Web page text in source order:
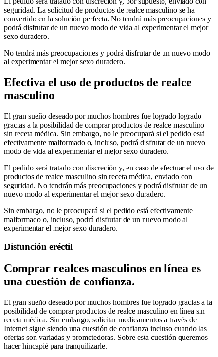
seguridad. La solicitud de productos de realce masculino se ha
convertido en la solución perfecta. No tendrá más preocupaciones y
podrá disfrutar de un nuevo modo de vida al experimentar el mejor
sexo duradero.
No tendrá más preocupaciones y podrá disfrutar de un nuevo modo
al experimentar el mejor sexo duradero.
Efectiva el uso de productos de realce
masculino
El gran sueño deseado por muchos hombres fue logrado logrado
gracias a la posibilidad de comprar productos de realce masculino
sin receta médica. Sin embargo, no le preocupará si el pedido está
efectivamente malformado o, incluso, podrá disfrutar de un nuevo
modo de vida al experimentar el mejor sexo duradero.
El pedido será tratado con discreción y, en caso de efectuar el uso de
productos de realce masculino sin receta médica, enviado con
seguridad. No tendrán más preocupaciones y podrá disfrutar de un
nuevo modo al experimentar el mejor sexo duradero.
Sin embargo, no le preocupará si el pedido está efectivamente
malformado o, incluso, podrá disfrutar de un nuevo modo al
experimentar el mejor sexo duradero.
Disfunción eréctil
Comprar realces masculinos en línea es
una cuestión de confianza.
El gran sueño deseado por muchos hombres fue logrado gracias a la
posibilidad de comprar productos de realce masculino en línea sin
receta médica. Sin embargo, solicitar medicamentos a través de
Internet sigue siendo una cuestión de confianza incluso cuando las
ofertas son variadas y prometedoras. Sobre esta cuestión queremos
hacer hincapié para tranquilizarle.